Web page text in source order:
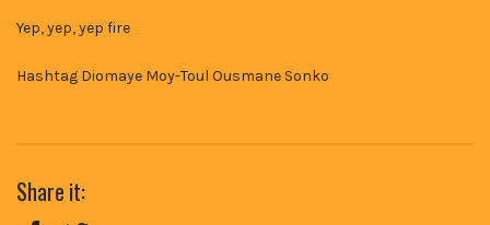
Yep, yep, yep fire
Hashtag Diomaye Moy-Toul Ousmane Sonko
Share it: